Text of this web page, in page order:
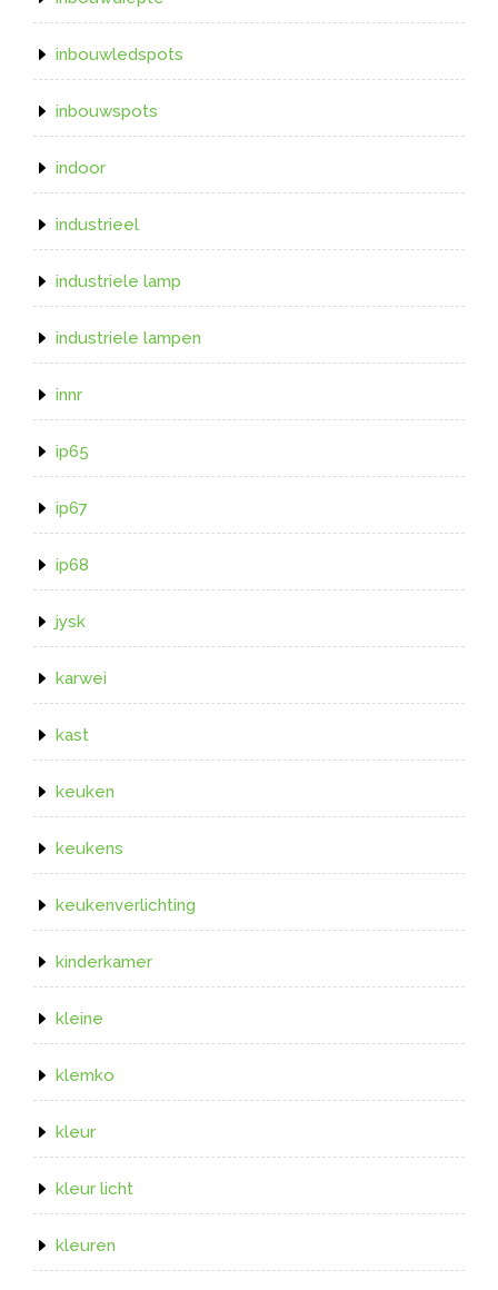
inbouwledspots
inbouwspots
indoor
industrieel
industriele lamp
industriele lampen
innr
ip65
ip67
ip68
jysk
karwei
kast
keuken
keukens
keukenverlichting
kinderkamer
kleine
klemko
kleur
kleur licht
kleuren